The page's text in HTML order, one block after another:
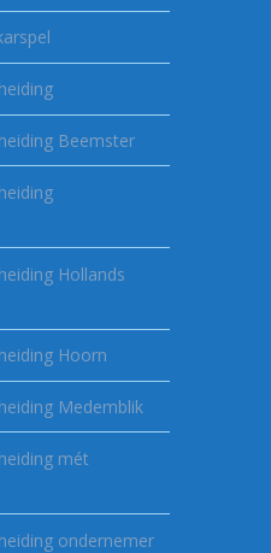
Beemster
Hollands
Hoorn
Medemblik
mét
ondernemer